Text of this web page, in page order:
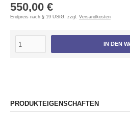
550,00 €
Endpreis nach § 19 UStG. zzgl. Versandkosten
IN DEN
PRODUKTEIGENSCHAFTEN